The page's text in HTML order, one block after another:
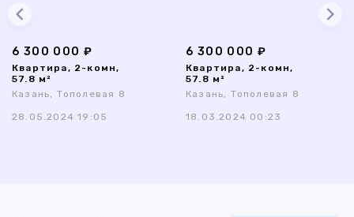
6 300 000 ₽
Квартира, 2-комн,
57.8 м²
Казань, Тополевая 8
28.05.2024 19:05
6 300 000 ₽
Квартира, 2-комн,
57.8 м²
Казань, Тополевая 8
18.03.2024 00:23